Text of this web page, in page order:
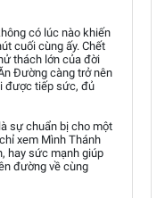
có lúc nào khiến
cuối cùng ấy. Chết
thách lớn của đời
Đường càng trở nên
được tiếp sức, đủ
sự chuẩn bị cho một
xem Mình Thánh
hay sức mạnh giúp
đường về cùng